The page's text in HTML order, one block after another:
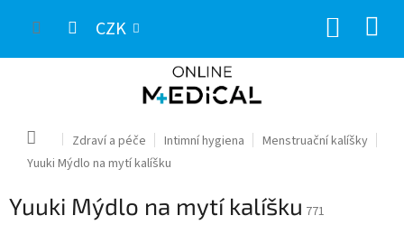
CZK
Domů Zdraví a péče Intimní hygiena
Menstruační kalíšky
Yuuki Mýdlo na mytí kalíšku
Yuuki Mýdlo na mytí kalíšku 771